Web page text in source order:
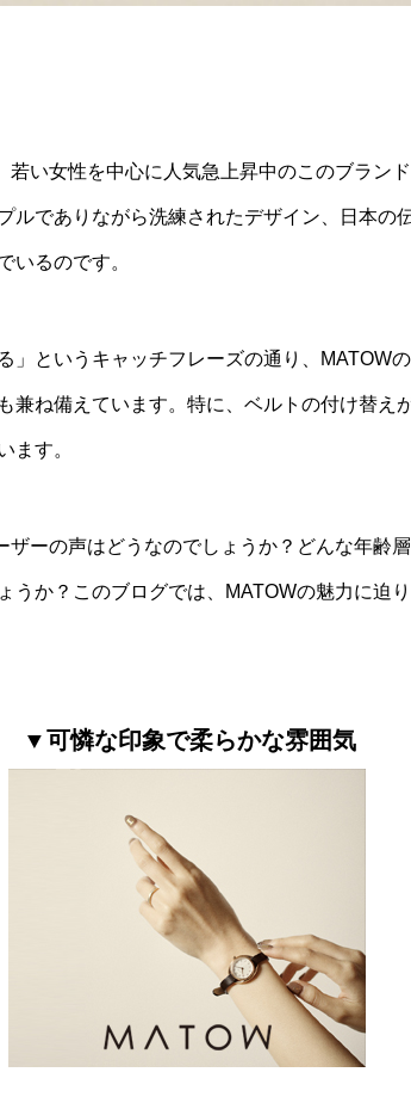
若い女性を中心に人気急上昇中のこのブラン
ルでありながら洗練されたデザイン、日本の
いるのです。
」というキャッチフレーズの通り、MATOW
兼ね備えています。特に、ベルトの付け替え
ます。
ーの声はどうなのでしょうか？どんな年齢
うか？このブログでは、MATOWの魅力に迫
▼可憐な印象で柔らかな雰囲気